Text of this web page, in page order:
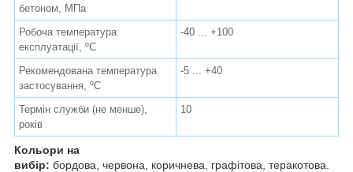
бетоном, МПа
Робоча температура
експлуатації, ºС
-40 ... +100
Рекомендована температура
застосування, ºС
-5 ... +40
Термін служби (не менше),
років
10
Кольори на
вибір: бордова, червона, коричнева, графітова, теракотова.